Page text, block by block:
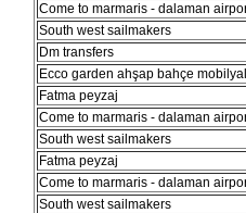
Come to marmaris - dalaman
South west sailmakers
Dm transfers
Ecco garden ahşap bahçe
Fatma peyzaj
Come to marmaris - dalaman
South west sailmakers
Fatma peyzaj
Come to marmaris - dalaman
South west sailmakers